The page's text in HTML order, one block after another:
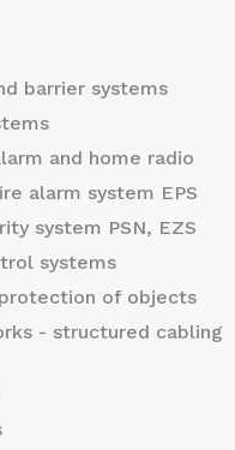
barrier systems
and home radio
alarm system EPS
system PSN, EZS
systems
of objects
- structured cabling